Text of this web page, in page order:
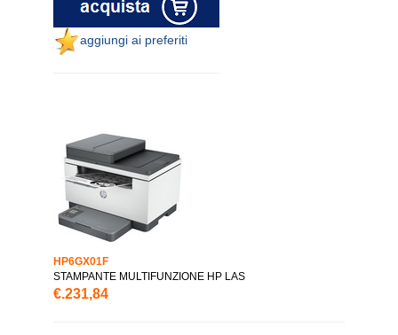
aggiungi ai preferiti
HP6GX01F
STAMPANTE MULTIFUNZIONE HP LAS
€.231,84